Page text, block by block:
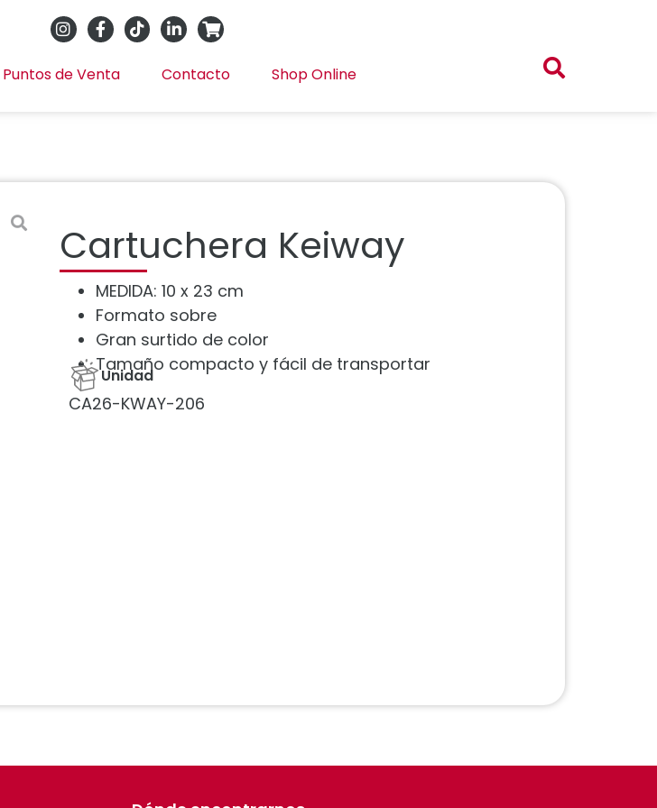
Puntos de Venta Contacto Shop Online
Cartuchera Keiway
MEDIDA: 10 x 23 cm
Formato sobre
Gran surtido de color
Tamaño compacto y fácil de transportar
Unidad
CA26-KWAY-206